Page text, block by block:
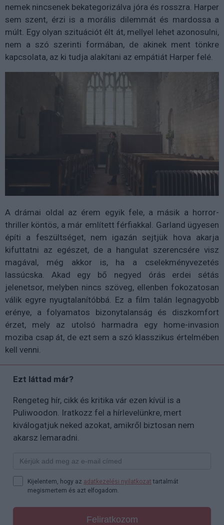
nemek nincsenek bekategorizálva jóra és rosszra. Harper
sem szent, érzi is a morális dilemmát és mardossa a
múlt. Egy olyan szituációt élt át, mellyel lehet azonosulni,
nem a szó szerinti formában, de akinek ment tönkre
kapcsolata, az ki tudja alakítani az empátiát Harper felé.
A drámai oldal az érem egyik fele, a másik a horror-
thriller köntös, a már említett férfiakkal. Garland ügyesen
építi a feszültséget, nem igazán sejtjük hova akarja
kifuttatni az egészet, de a hangulat szerencsére visz
magával, még akkor is, ha a cselekményvezetés
lassúcska. Akad egy bő negyed órás erdei sétás
jelenetsor, melyben nincs szöveg, ellenben fokozatosan
válik egyre nyugtalanítóbbá. Ez a film talán legnagyobb
erénye, a folyamatos bizonytalanság és diszkomfort
érzet, mely az utolsó harmadra egy home-invasion
moziba csap át, de ezt sem a szó klasszikus értelmében
kell venni.
Ezt láttad már?
Rengeteg hír, cikk és kritika vár ezen kívül is a
Puliwoodon. Iratkozz fel a hírlevelünkre, mert
kiválogatjuk neked azokat, amikről biztosan nem
akarsz lemaradni.
Kijelentem, hogy az adatkezelési nyilatkozat tartalmát
megismertem és azt elfogadom.
Feliratkozom